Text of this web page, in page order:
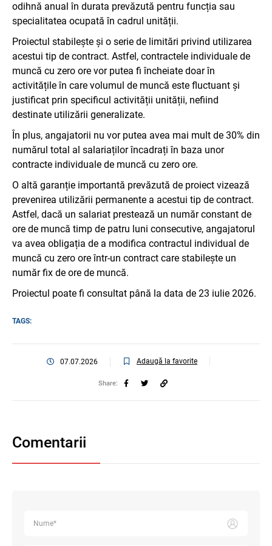
odihnă anual în durata prevăzută pentru funcția sau
specialitatea ocupată în cadrul unității.
Proiectul stabilește și o serie de limitări privind utilizarea
acestui tip de contract. Astfel, contractele individuale de
muncă cu zero ore vor putea fi încheiate doar în
activitățile în care volumul de muncă este fluctuant și
justificat prin specificul activității unității, nefiind
destinate utilizării generalizate.
În plus, angajatorii nu vor putea avea mai mult de 30% din
numărul total al salariaților încadrați în baza unor
contracte individuale de muncă cu zero ore.
O altă garanție importantă prevăzută de proiect vizează
prevenirea utilizării permanente a acestui tip de contract.
Astfel, dacă un salariat prestează un număr constant de
ore de muncă timp de patru luni consecutive, angajatorul
va avea obligația de a modifica contractul individual de
muncă cu zero ore într-un contract care stabilește un
număr fix de ore de muncă.
Proiectul poate fi consultat până la data de 23 iulie 2026.
TAGS:
07.07.2026 Adaugă la favorite
Share:
Comentarii